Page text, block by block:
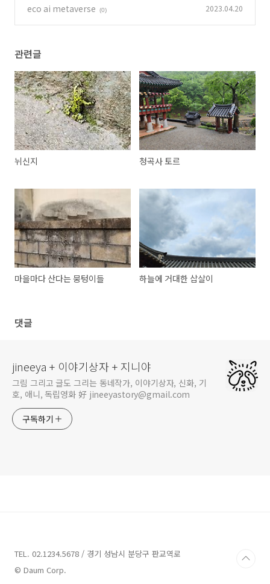
eco ai metaverse (0) 2023.04.20
관련글
뉘신지 청곡사 토르
마을마다 산다는 뭉텅이들 하늘에 거대한 삽살이
댓글
jineeya + 이야기상자 + 지니야
그림 그리고 글도 그리는 동네작가, 이야기상자, 신화, 기
호, 애니, 독립영화 好 jineeyastory@gmail.com
구독하기
TEL. 02.1234.5678 / 경기 성남시 분당구 판교역로
© Daum Corp.